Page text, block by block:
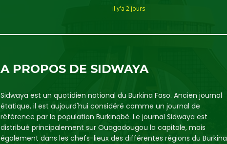
il y'a 2 jours
A PROPOS DE SIDWAYA
Sidwaya est un quotidien national du Burkina Faso. Ancien journal
étatique, il est aujourd'hui considéré comme un journal de
référence par la population Burkinabè. Le journal Sidwaya est
distribué principalement sur Ouagadougou la capitale, mais
également dans les chefs-lieux des différentes régions du Burkina